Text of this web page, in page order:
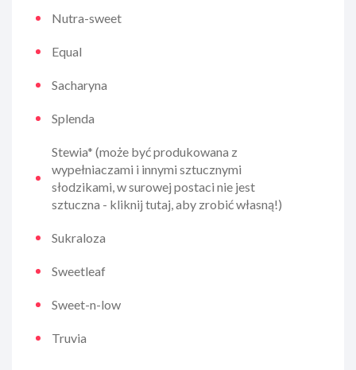
Nutra-sweet
Equal
Sacharyna
Splenda
Stewia* (może być produkowana z
wypełniaczami i innymi sztucznymi
słodzikami, w surowej postaci nie jest
sztuczna - kliknij tutaj, aby zrobić własną!)
Sukraloza
Sweetleaf
Sweet-n-low
Truvia